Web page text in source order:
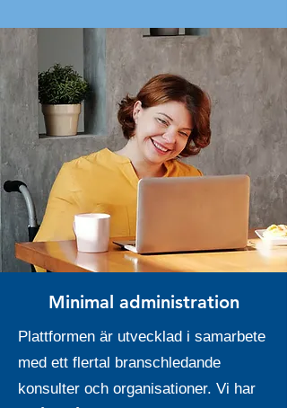
Minimal administration
Plattformen är utvecklad i samarbete
med ett flertal branschledande
konsulter och organisationer. Vi har